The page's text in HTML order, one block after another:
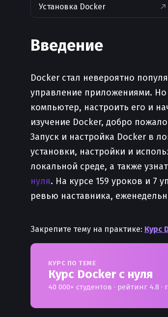
Установка Docker
Введение
Docker стал невероятно
управление приложениями. Но
компьютер, настроить его и
изучение Docker, добро
Запуск и настройка Docker в
установки, настройки и
локальной среде, а также
нуля. На курсе 159 уроков и 7
ревью наставника,
Закрепите тему на практике: Курс
КУРС ПО ТЕМЕ
Курс Docker с нуля
40 000+ студентов · рейтинг 4.8